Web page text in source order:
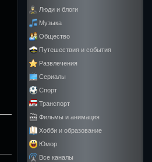
Люди и блоги
Музыка
Общество
Путешествия и события
Развлечения
Сериалы
Спорт
Транспорт
Фильмы и анимация
Хобби и образование
Юмор
Все каналы